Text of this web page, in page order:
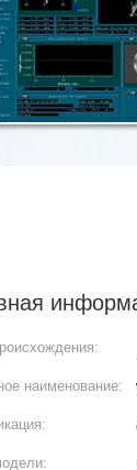
наименование: